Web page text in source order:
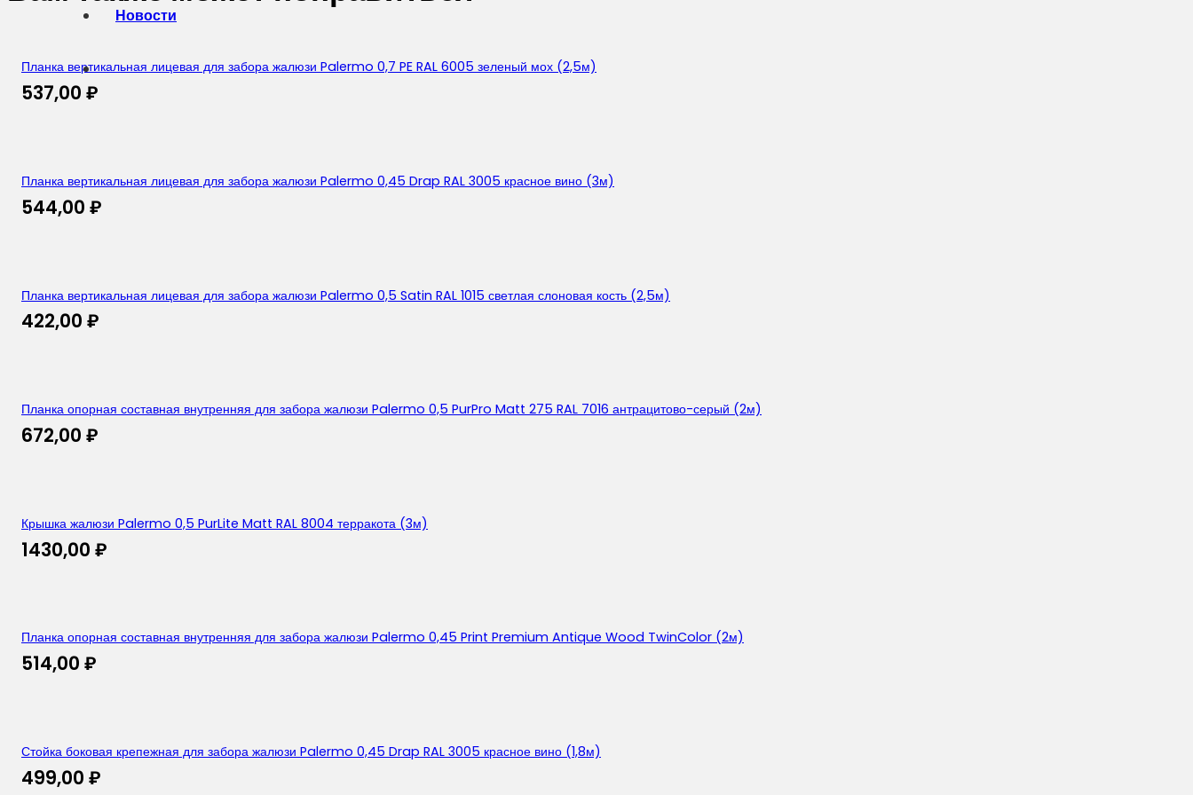
Новости
Планка вертикальная лицевая для забора жалюзи Palermo 0,7 PE RAL 6005 зеленый мох (2,5м)
537,00 ₽
Планка вертикальная лицевая для забора жалюзи Palermo 0,45 Drap RAL 3005 красное вино (3м)
544,00 ₽
Планка вертикальная лицевая для забора жалюзи Palermo 0,5 Satin RAL 1015 светлая слоновая кость (2,5м)
422,00 ₽
Планка опорная составная внутренняя для забора жалюзи Palermo 0,5 PurPro Matt 275 RAL 7016 антрацитово-серый (2м)
672,00 ₽
Крышка жалюзи Palermo 0,5 PurLite Matt RAL 8004 терракота (3м)
1430,00 ₽
Планка опорная составная внутренняя для забора жалюзи Palermo 0,45 Print Premium Antique Wood TwinColor (2м)
514,00 ₽
Стойка боковая крепежная для забора жалюзи Palermo 0,45 Drap RAL 3005 красное вино (1,8м)
499,00 ₽